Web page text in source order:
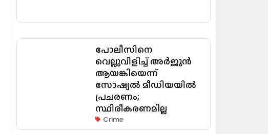
പോലീസിനെ
വെല്ലുവിളിച്ച് അർജുൻ
ആയങ്കിയെന്ന്
സോഷ്യൽ മീഡിയയിൽ
പ്രചരണം;
സ്ഥിരീകരണമില്ല
Crime